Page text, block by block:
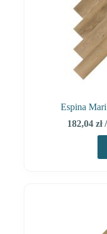
Espina
182,04 zł/